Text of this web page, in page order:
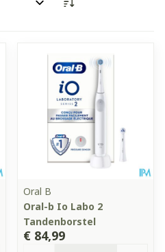
Oral B
Oral-b Io Labo 2
Tandenborstel
€ 84,99